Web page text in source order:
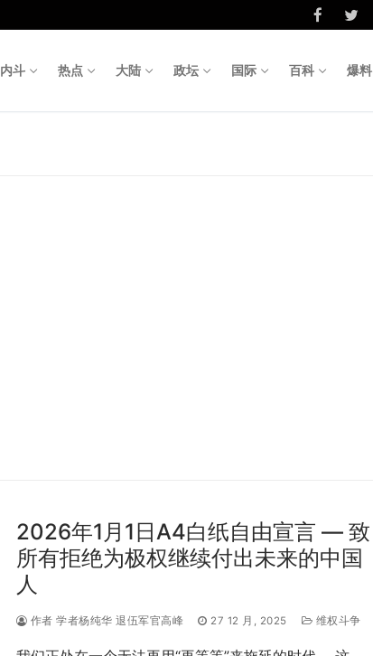
内斗 热点 大陆 政坛 国际 百科 爆料
2026年1月1日A4白纸自由宣言 — 致
所有拒绝为极权继续付出未来的中国
人
作者 学者杨纯华 退伍军官高峰 27 12 月, 2025 维权斗争